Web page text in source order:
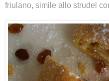
friulano, simile allo strudel